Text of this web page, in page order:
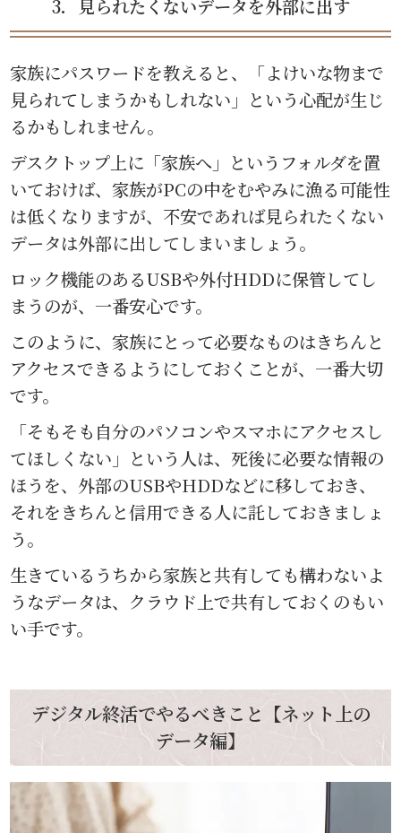
3．見られたくないデータを外部に出す
家族にパスワードを教えると、「よけいな物まで
見られてしまうかもしれない」という心配が生じ
るかもしれません。
デスクトップ上に「家族へ」というフォルダを置
いておけば、家族がPCの中をむやみに漁る可能性
は低くなりますが、不安であれば見られたくない
データは外部に出してしまいましょう。
ロック機能のあるUSBや外付HDDに保管してし
まうのが、一番安心です。
このように、家族にとって必要なものはきちんと
アクセスできるようにしておくことが、一番大切
です。
「そもそも自分のパソコンやスマホにアクセスし
てほしくない」という人は、死後に必要な情報の
ほうを、外部のUSBやHDDなどに移しておき、
それをきちんと信用できる人に託しておきましょ
う。
生きているうちから家族と共有しても構わないよ
うなデータは、クラウド上で共有しておくのもい
い手です。
デジタル終活でやるべきこと【ネット上の
データ編】